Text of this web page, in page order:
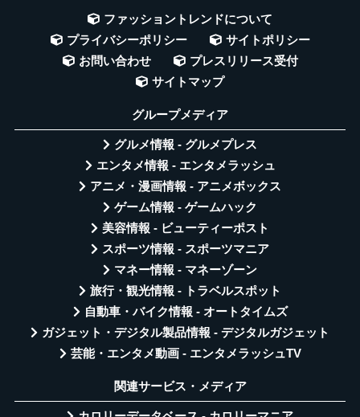
ファッショントレンドについて
プライバシーポリシー
サイトポリシー
お問い合わせ
プレスリリース受付
サイトマップ
グループメディア
グルメ情報 - グルメプレス
エンタメ情報 - エンタメラッシュ
アニメ・漫画情報 - アニメボックス
ゲーム情報 - ゲームハック
美容情報 - ビューティーポスト
スポーツ情報 - スポーツマニア
マネー情報 - マネーゾーン
旅行・観光情報 - トラベルスポット
自動車・バイク情報 - オートタイムズ
ガジェット・デジタル製品情報 - デジタルガジェット
芸能・エンタメ動画 - エンタメラッシュTV
関連サービス・メディア